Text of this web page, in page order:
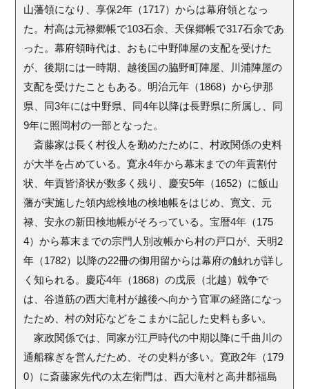
山藩領になり、享保2年（1717）からは幕府領となっ
た。村高は元禄郷帳で103石余、天保郷帳で317石余であ
った。幕府領時代は、おもに中野陣屋の支配を受けた
が、後期には一時期、越後国の脇野町陣屋、川浦陣屋の
支配を受けたこともある。明治元年（1868）から伊那
県、同3年には中野県、同4年以降は長野県に所属し、同
9年に照岡村の一部となった。
斎藤家は長く村役人を勤めたために、村政関係の史料
が大半を占めている。寛永4年から幕末までの年貢割付
状、年貢皆済状が数多く残り、慶安5年（1652）に飯山
藩が実施した領内総検地の検地帳をはじめ、寛文、元
禄、安永の新田検地帳がそろっている。宝暦4年（175
4）から幕末までの宗門人別改帳から村の戸口が、天明2
年（1782）以降の22冊の御用留からは幕府の触れが詳し
く知られる。慶応4年（1868）の戊辰（北越）戟争で
は、谷道筋の西大滝村が越後へ向かう官軍の経路になっ
たため、村の対応などをこまかに記した史料も多い。
家政関係では、同家が江戸時代の中期以降に千曲川の
通船稼ぎを営んだため、その史料が多い。寛政2年（179
0）に斎藤家先代の太左衛門は、西大滝村と高井郡福島